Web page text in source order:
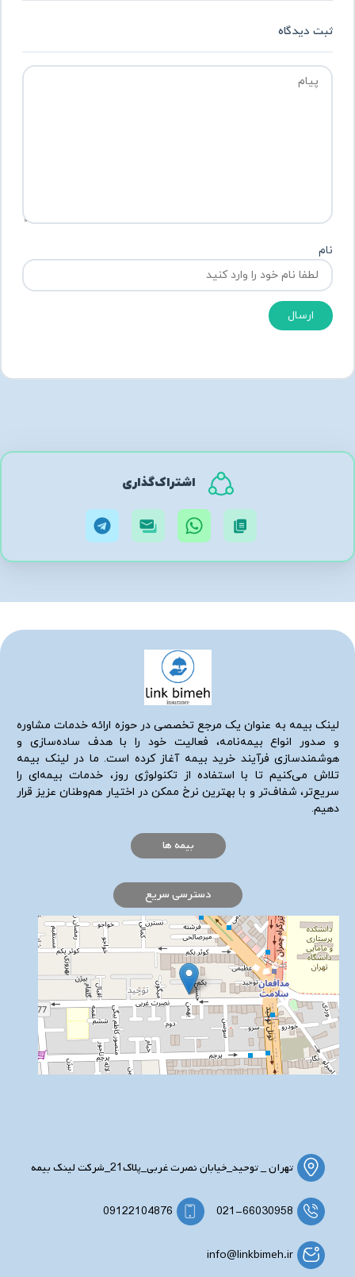
ثبت دیدگاه
نام
ارسال
اشتراک‌گذاری
لینک بیمه به عنوان یک مرجع تخصصی در حوزه ارائه خدمات مشاوره
و صدور انواع بیمه‌نامه، فعالیت خود را با هدف ساده‌سازی و
هوشمندسازی فرآیند خرید بیمه آغاز کرده است. ما در لینک بیمه
تلاش می‌کنیم تا با استفاده از تکنولوژی روز، خدمات بیمه‌ای را
سریع‌تر، شفاف‌تر و با بهترین نرخ ممکن در اختیار هم‌وطنان عزیز قرار
دهیم.
بیمه ها
دسترسی سریع
تهران _ توحید_خیابان نصرت غربی_پلاک21_شرکت لینک بیمه
021-66030958
09122104876
info@linkbimeh.ir